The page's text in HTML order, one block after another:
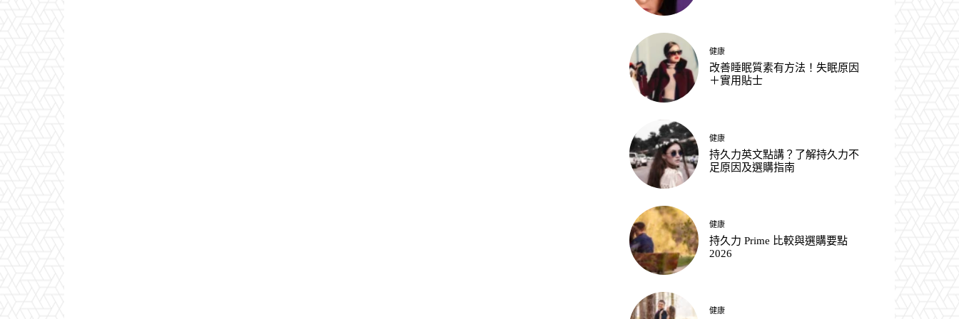
健康
改善睡眠質素有方法！失眠原因
＋實用貼士
健康
持久力英文點講？了解持久力不
足原因及選購指南
健康
持久力 Prime 比較與選購要點
2026
健康